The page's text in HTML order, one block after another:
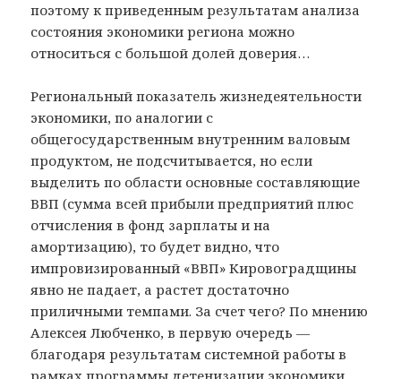
поэтому к приведенным результатам анализа
состояния экономики региона можно
относиться с большой долей доверия…
Региональный показатель жизнедеятельности
экономики, по аналогии с
общегосударственным внутренним валовым
продуктом, не подсчитывается, но если
выделить по области основные составляющие
ВВП (сумма всей прибыли предприятий плюс
отчисления в фонд зарплаты и на
амортизацию), то будет видно, что
импровизированный «ВВП» Кировоградщины
явно не падает, а растет достаточно
приличными темпами. За счет чего? По мнению
Алексея Любченко, в первую очередь —
благодаря результатам системной работы в